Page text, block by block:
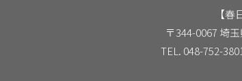
【春
〒344-0067 埼
TEL. 048-752-